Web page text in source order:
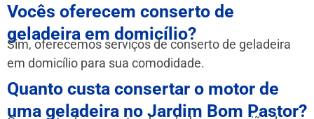
Vocês oferecem conserto de
geladeira em domicílio?
Sim, oferecemos serviços de conserto de geladeira
em domicílio para sua comodidade.
Quanto custa consertar o motor de
uma geladeira no Jardim Bom Pastor?